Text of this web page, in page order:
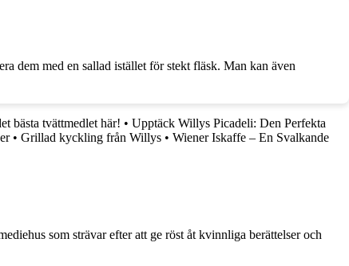
dem med en sallad istället för stekt fläsk. Man kan även
bästa tvättmedlet här! • Upptäck Willys Picadeli: Den Perfekta
• Grillad kyckling från Willys • Wiener Iskaffe – En Svalkande
som strävar efter att ge röst åt kvinnliga berättelser och